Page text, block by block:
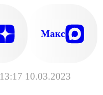
13:17 10.03.2023
Макс